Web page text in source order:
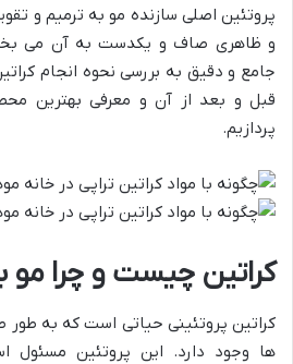
پروتئین اصلی سازنده مو به ترمیم و
و ظاهری صاف و یکدست به آن می
جامع و دقیق به بررسی نحوه انجام
قبل و بعد از آن و معرفی بهترین
پردازیم.
کراتین چیست و چرا مو
کراتین پروتئینی حیاتی است که به
ها وجود دارد. این پروتئین مسئول